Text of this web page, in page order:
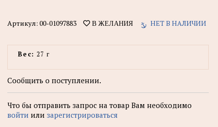
Артикул: 00-01097883 В ЖЕЛАНИЯ НЕТ В НАЛИЧИИ
Вес: 27 г
Сообщить о поступлении.
Что бы отправить запрос на товар Вам необходимо
войти или зарегистрироваться